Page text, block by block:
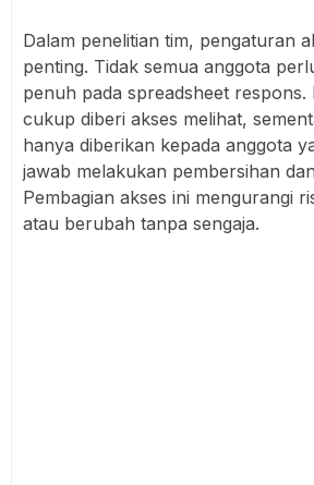
Dalam penelitian tim, pengaturan
penting. Tidak semua anggota
penuh pada spreadsheet respons.
cukup diberi akses melihat,
hanya diberikan kepada anggota
jawab melakukan pembersihan
Pembagian akses ini mengurangi
atau berubah tanpa sengaja.